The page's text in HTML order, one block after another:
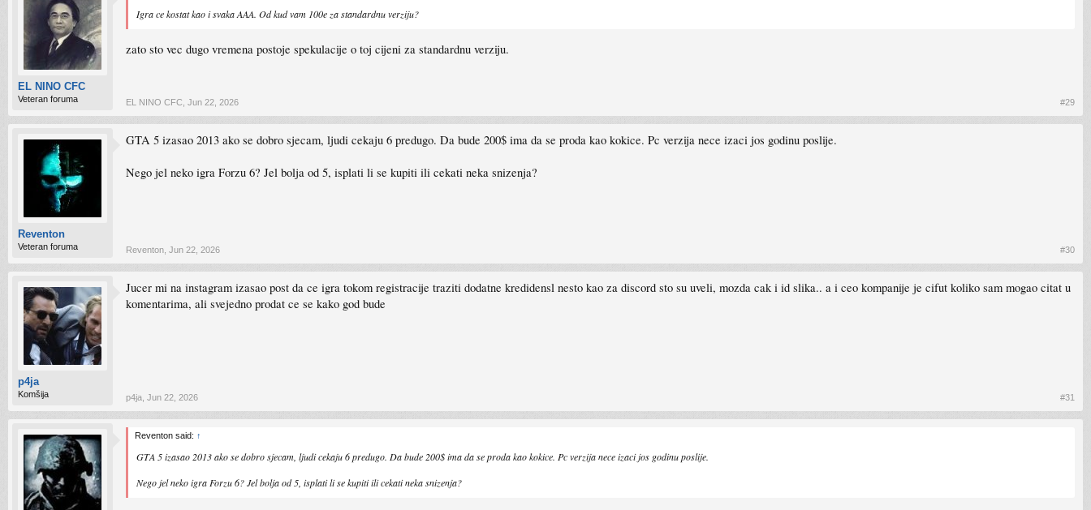
EL NINO CFC
Veteran foruma
Igra ce kostat kao i svaka AAA. Od kud vam 100e za standardnu verziju?
zato sto vec dugo vremena postoje spekulacije o toj cijeni za standardnu verziju.
EL NINO CFC Jun 22, 2026 #29
Reventon
Veteran foruma
GTA 5 izasao 2013 ako se dobro sjecam, ljudi cekaju 6 predugo. Da bude 200$ ima da se proda kao kokice. Pc verzija nece izaci jos godinu poslije.
Nego jel neko igra Forzu 6? Jel bolja od 5, isplati li se kupiti ili cekati neka snizenja?
Reventon Jun 22, 2026 #30
p4ja
Komšija
Jucer mi na instagram izasao post da ce igra tokom registracije traziti dodatne kredidensl nesto kao za discord sto su uveli, mozda cak i id slika.. a i ceo kompanije je cifut koliko sam mogao citat u
komentarima, ali svejedno prodat ce se kako god bude
p4ja Jun 22, 2026 #31
Reventon said: ↑
GTA 5 izasao 2013 ako se dobro sjecam, ljudi cekaju 6 predugo. Da bude 200$ ima da se proda kao kokice. Pc verzija nece izaci jos godinu poslije.
Nego jel neko igra Forzu 6? Jel bolja od 5, isplati li se kupiti ili cekati neka snizenja?